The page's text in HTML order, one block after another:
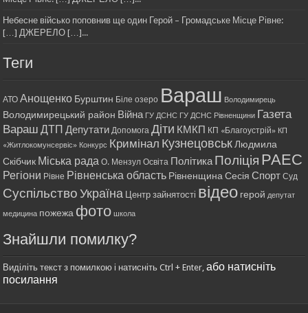
Небесне військо поповнив ще один Герой – Громадське Місце Рівне:
[…] ДЖЕРЕЛО […]...
Теги
АТО Анощенко Бурштин Біле озеро Вараш Володимирець
Володимирецький район Війна ГУ ДСНС ГУ ДСНС Рівненщини Газета
Вараш ДТП Депутати Допомога Діти КМКП КП «Благоустрій» КП
«Житлокомунсервіс» Конкурс Кримінал Кузнецовськ Людмила
Скібчик Міська рада О. Мензул Освіта ПолітикаПоліція РАЕС
Регіони Рівне Рівненська область Рівненщина Сесія Спорт Суд
Суспільство Україна Центр зайнятості відео герой депутат
медицина пожежа фото школа
Знайшли помилку?
Виділіть текст з помилкою і натисніть Ctrl + Enter,або натисніть
посилання